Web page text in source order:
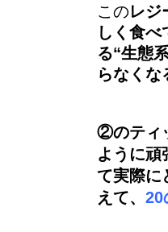
このレジ
しく食
る“生態
らなくな
②のティ
ように頑
て実際に
えて、 20